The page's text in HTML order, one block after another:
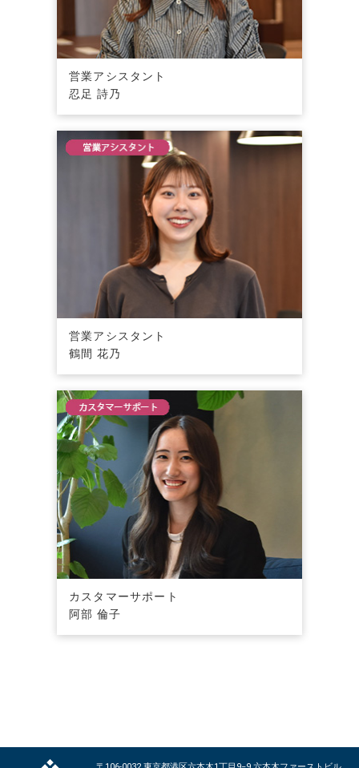
営業アシスタント
忍足 詩乃
営業アシスタント
鶴間 花乃
カスタマーサポート
阿部 倫子